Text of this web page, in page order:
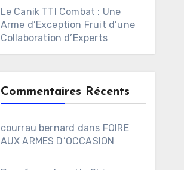
Le Canik TTI Combat : Une
Arme d’Exception Fruit d’une
Collaboration d’Experts
Commentaires Récents
courrau bernard dans FOIRE
AUX ARMES D’OCCASION